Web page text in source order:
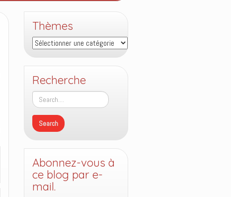
Thèmes
Thèmes
Recherche
Abonnez-vous à
ce blog par e-
mail.